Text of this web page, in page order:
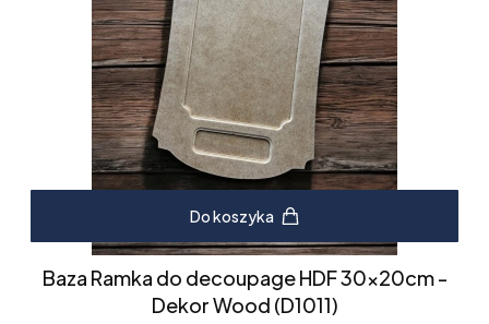
Do koszyka
Baza Ramka do decoupage HDF 30x20cm -
Dekor Wood (D1011)